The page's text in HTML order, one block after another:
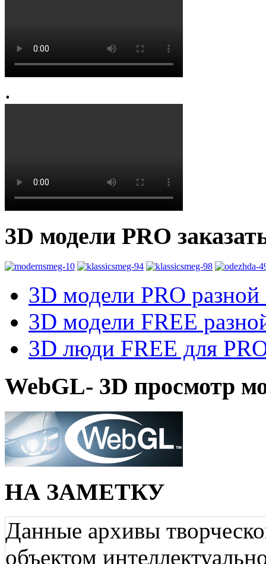
.
3D модели PRO
3D модели PRO разной
3D модели FREE
3D люди FREE для
WebGL- 3D просмотр
НА ЗАМЕТКУ
Данные архивы
объектом